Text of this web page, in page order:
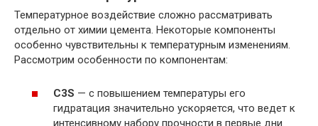
Температурное воздействие сложно рассматривать
отдельно от химии цемента. Некоторые компоненты
особенно чувствительны к температурным изменениям.
Рассмотрим особенности по компонентам:
C3S — с повышением температуры его
гидратация значительно ускоряется, что ведет к
интенсивному набору прочности в первые дни.